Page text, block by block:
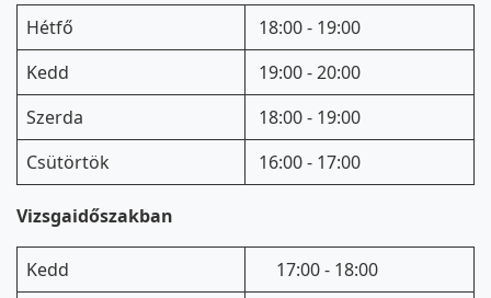
Hétfő
18:00 - 19:00
Kedd
19:00 - 20:00
Szerda
18:00 - 19:00
Csütörtök
16:00 - 17:00
Vizsgaidőszakban
Kedd
17:00 - 18:00